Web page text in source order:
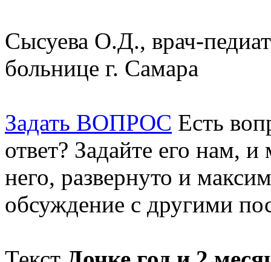
Сысуева О.Д., врач-
больнице г. Самара
Задать ВОПРОС Есть
ответ? Задайте его нам,
него, развернуто и
обсуждение с другими